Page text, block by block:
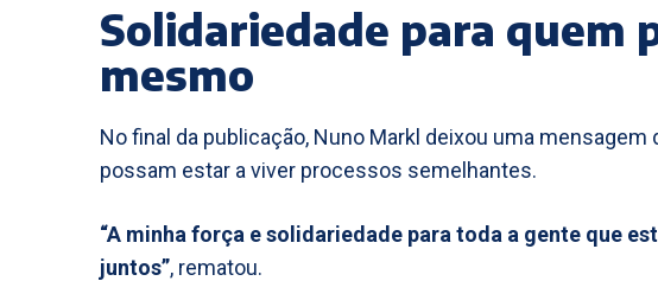
Solidariedade para quem
mesmo
No final da publicação, Nuno Markl deixou uma
possam estar a viver processos semelhantes.
“A minha força e solidariedade para toda a gente que
juntos”, rematou.